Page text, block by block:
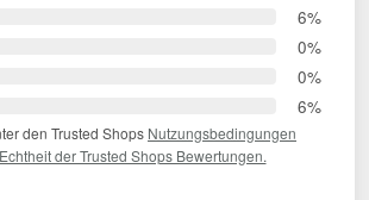
6%
0%
0%
6%
den Trusted Shops Nutzungsbedingungen
der Trusted Shops Bewertungen.